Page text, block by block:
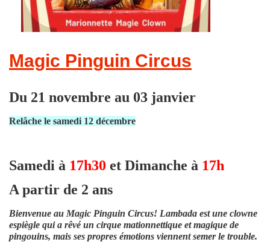
Magic Pinguin Circus
Du 21 novembre au 03 janvier
Relâche le samedi 12 décembre
Samedi à 17h30 et Dimanche à 17h
A partir de 2 ans
Bienvenue au Magic Pinguin Circus! Lambada est une clowne
espiègle qui a rêvé un cirque mationnettique et magique de
pingouins, mais ses propres émotions viennent semer le trouble.